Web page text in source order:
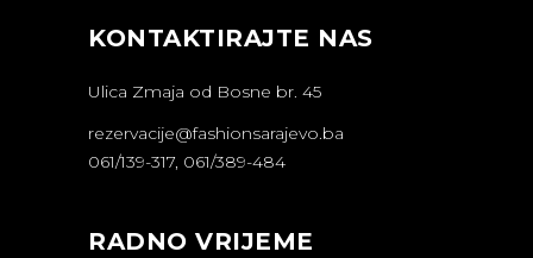
KONTAKTIRAJTE NAS
Ulica Zmaja od Bosne br. 45
rezervacije@fashionsarajevo.ba
061/139-317, 061/389-484
RADNO VRIJEME